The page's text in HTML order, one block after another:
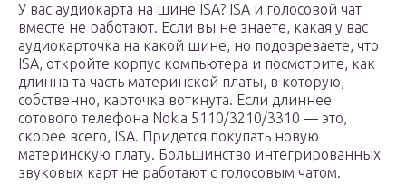
У вас аудиокарта на шине ISA? ISA и голосовой чат
вместе не работают. Если вы не знаете, какая у вас
аудиокарточка на какой шине, но подозреваете, что
ISA, откройте корпус компьютера и посмотрите, как
длинна та часть материнской платы, в которую,
собственно, карточка воткнута. Если длиннее
сотового телефона Nokia 5110/3210/3310 — это,
скорее всего, ISA. Придется покупать новую
материнскую плату. Большинство интегрированных
звуковых карт не работают с голосовым чатом.